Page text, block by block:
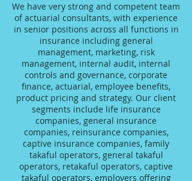
We have very strong and competent team
of actuarial consultants, with experience
in senior positions across all functions in
insurance including general
management, marketing, risk
management, internal audit, internal
controls and governance, corporate
finance, actuarial, employee benefits,
product pricing and strategy. Our client
segments include life insurance
companies, general insurance
companies, reinsurance companies,
captive insurance companies, family
takaful operators, general takaful
operators, retakaful operators, captive
takaful operators, employers offering